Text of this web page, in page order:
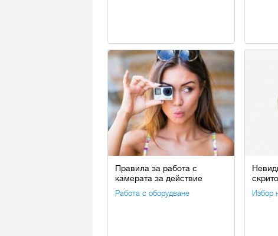
Правила за работа с
камерата за действие
Работа с оборудване Избор